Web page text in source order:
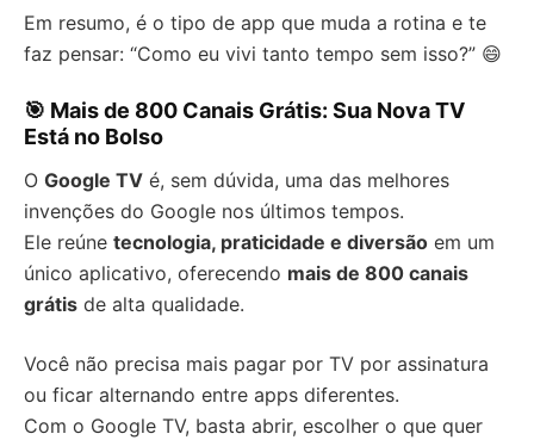
Em resumo, é o tipo de app que muda a rotina e te
faz pensar: “Como eu vivi tanto tempo sem isso?” 😄
🎯 Mais de 800 Canais Grátis: Sua Nova TV
Está no Bolso
O Google TV é, sem dúvida, uma das melhores
invenções do Google nos últimos tempos.
Ele reúne tecnologia, praticidade e diversão em um
único aplicativo, oferecendo mais de 800 canais
grátis de alta qualidade.
Você não precisa mais pagar por TV por assinatura
ou ficar alternando entre apps diferentes.
Com o Google TV, basta abrir, escolher o que quer